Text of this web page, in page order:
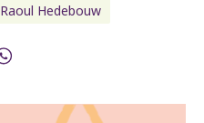
Raoul Hedebouw